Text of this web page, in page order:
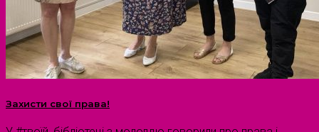
Захисти свої права!